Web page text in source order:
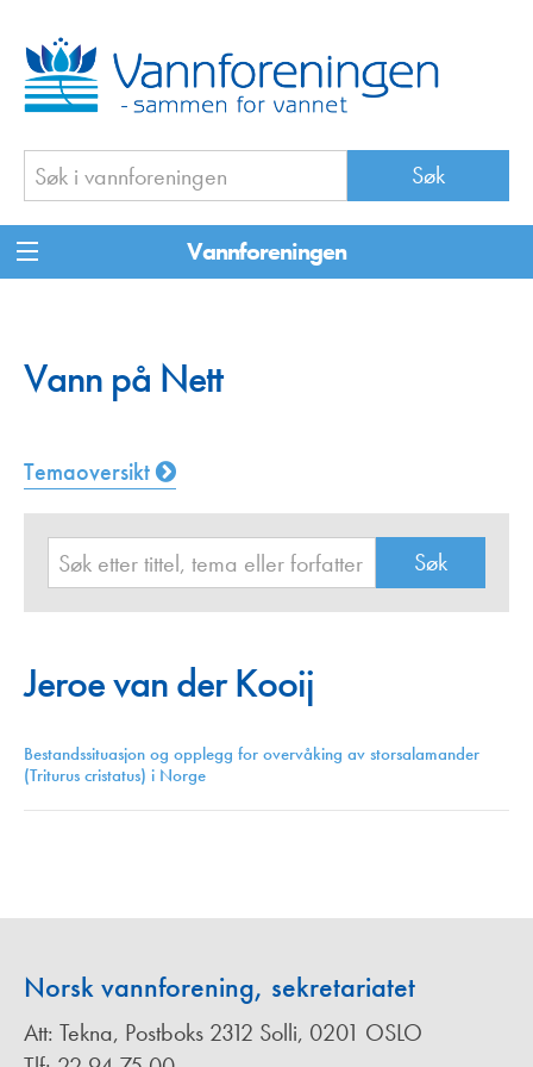
Vannforeningen
Vann på Nett
Temaoversikt
Jeroe van der Kooij
Bestandssituasjon og opplegg for overvåking av storsalamander
(Triturus cristatus) i Norge
Norsk vannforening, sekretariatet
Att: Tekna, Postboks 2312 Solli, 0201 OSLO